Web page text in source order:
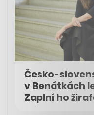
Česko-
v Benátkách
Zaplní ho